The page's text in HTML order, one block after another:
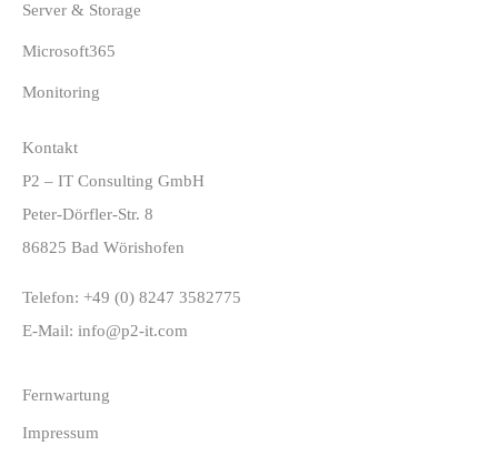
Server & Storage
Microsoft365
Monitoring
Kontakt
P2 – IT Consulting GmbH
Peter-Dörfler-Str. 8
86825 Bad Wörishofen
Telefon: +49 (0) 8247 3582775
E-Mail: info@p2-it.com
Fernwartung
Impressum